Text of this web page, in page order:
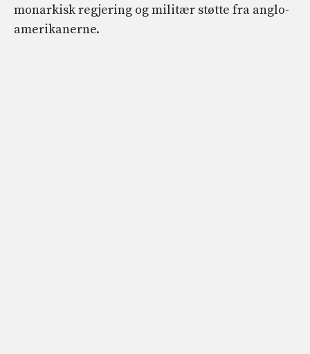
monarkisk regjering og militær støtte fra anglo-
amerikanerne.